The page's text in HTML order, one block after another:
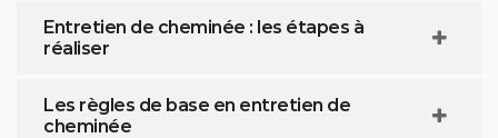
Entretien de cheminée : les étapes à
réaliser
Les règles de base en entretien de
cheminée